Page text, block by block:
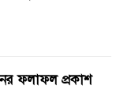
ফলাফল প্রকাশ